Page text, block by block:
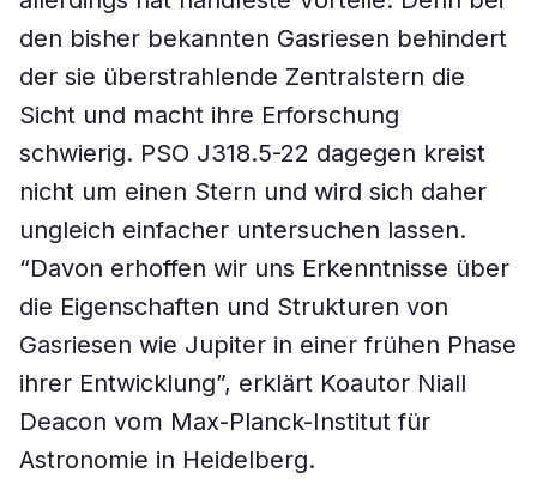
den bisher bekannten Gasriesen behindert
der sie überstrahlende Zentralstern die
Sicht und macht ihre Erforschung
schwierig. PSO J318.5-22 dagegen kreist
nicht um einen Stern und wird sich daher
ungleich einfacher untersuchen lassen.
“Davon erhoffen wir uns Erkenntnisse über
die Eigenschaften und Strukturen von
Gasriesen wie Jupiter in einer frühen Phase
ihrer Entwicklung”, erklärt Koautor Niall
Deacon vom Max-Planck-Institut für
Astronomie in Heidelberg.